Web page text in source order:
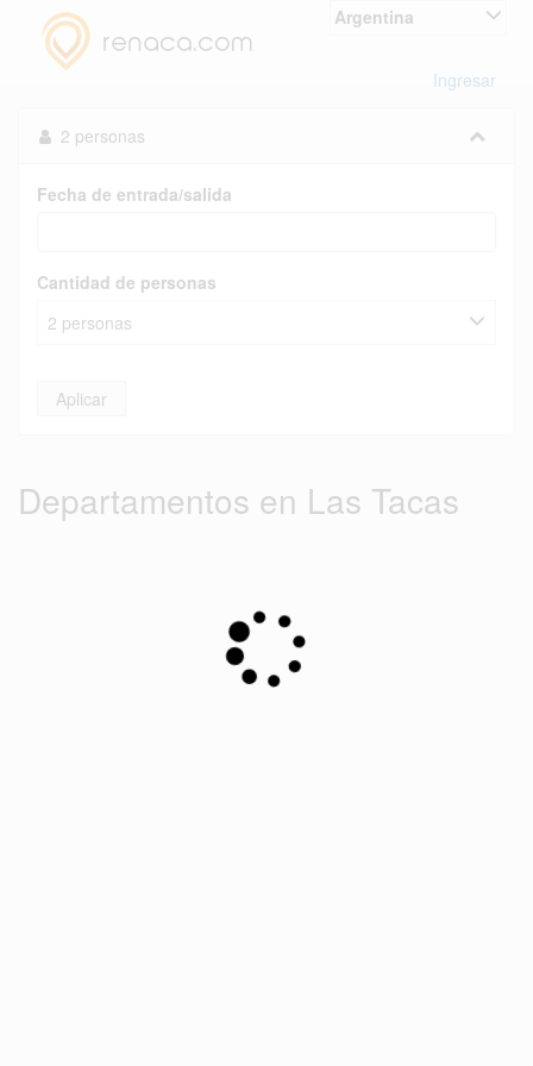
Argentina
Ingresar
2 personas
Fecha de entrada/salida
Cantidad de personas
2 personas
Aplicar
Departamentos en Las Tacas